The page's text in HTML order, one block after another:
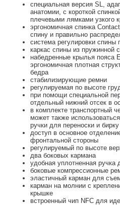
специальная версия SL,
анатомии, с короткой
плечевыми лямками узкого
эргономичная спинка
спину и правильно
система регулировки спины
каркас спины из пружинной
набедренные крылья пояса
эргономичная плотная
бедра
стабилизирующие ремни
регулируемая по высоте
при помощи специальной
отдельный нижний отсек в
в комплекте транспортный
может также
ручки для переноски и
доступ в основное
фронтальной стороны
регулируемый по высоте
два боковых кармана
удобная уплотненная ручка
боковые компрессионные
эластичный карман для
карман на молнии с
крышке
встроенный чип NFC для